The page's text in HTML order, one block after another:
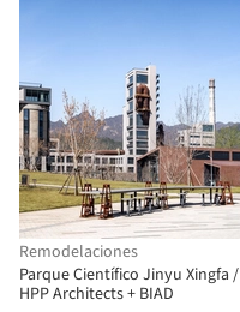
Remodelaciones
Parque Científico Jinyu Xingfa /
HPP Architects + BIAD